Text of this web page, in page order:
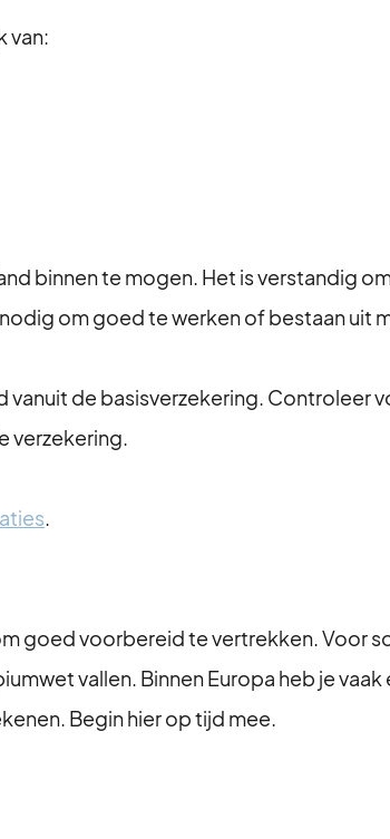
van:
binnen te mogen. Het is verstandig
om goed te werken of bestaan uit
de basisverzekering. Controleer
verzekering.
.
goed voorbereid te vertrekken. Voor
vallen. Binnen Europa heb je
Begin hier op tijd mee.